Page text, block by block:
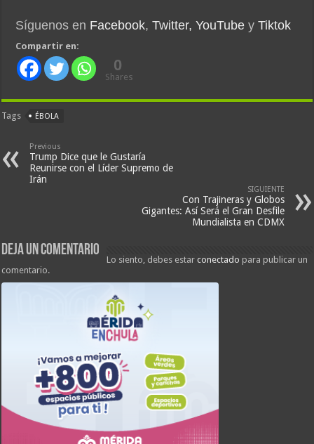
Síguenos en Facebook,Twitter, YouTube yTiktok
Compartir en:
0
Shares
Tags ÉBOLA
Previous
Trump Dice que le Gustaría
Reunirse con el Líder Supremo de
Irán
SIGUIENTE
Con Trajineras y Globos
Gigantes: Así Será el Gran Desfile
Mundialista en CDMX
Deja un comentario
Lo siento, debes estarconectado para publicar un
comentario.